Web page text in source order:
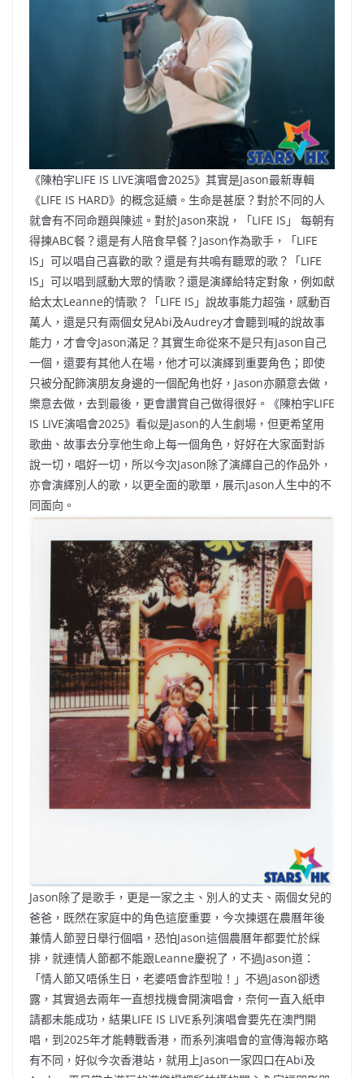
《陳柏宇LIFE IS LIVE演唱會2025》其實是Jason最新專輯
《LIFE IS HARD》的概念延續。生命是甚麼？對於不同的人
就會有不同命題與陳述。對於Jason來說，「LIFE IS」 每朝有
得揀ABC餐？還是有人陪食早餐？Jason作為歌手，「LIFE
IS」可以唱自己喜歡的歌？還是有共鳴有聽眾的歌？「LIFE
IS」可以唱到感動大眾的情歌？還是演繹給特定對象，例如獻
給太太Leanne的情歌？「LIFE IS」說故事能力超強，感動百
萬人，還是只有兩個女兒Abi及Audrey才會聽到喊的說故事
能力，才會令Jason滿足？其實生命從來不是只有Jason自己
一個，還要有其他人在場，他才可以演繹到重要角色；即使
只被分配飾演朋友身邊的一個配角也好，Jason亦願意去做，
樂意去做，去到最後，更會讚賞自己做得很好。《陳柏宇LIFE
IS LIVE演唱會2025》看似是Jason的人生劇場，但更希望用
歌曲、故事去分享他生命上每一個角色，好好在大家面對訴
說一切，唱好一切，所以今次Jason除了演繹自己的作品外，
亦會演繹別人的歌，以更全面的歌單，展示Jason人生中的不
同面向。
Jason除了是歌手，更是一家之主、別人的丈夫、兩個女兒的
爸爸，既然在家庭中的角色這麼重要，今次揀選在農曆年後
兼情人節翌日舉行個唱，恐怕Jason這個農曆年都要忙於綵
排，就連情人節都不能跟Leanne慶祝了，不過Jason道：
「情人節又唔係生日，老婆唔會詐型啦！」不過Jason卻透
露，其實過去兩年一直想找機會開演唱會，奈何一直入紙申
請都未能成功，結果LIFE IS LIVE系列演唱會要先在澳門開
唱，到2025年才能轉戰香港，而系列演唱會的宣傳海報亦略
有不同，好似今次香港站，就用上Jason一家四口在Abi及